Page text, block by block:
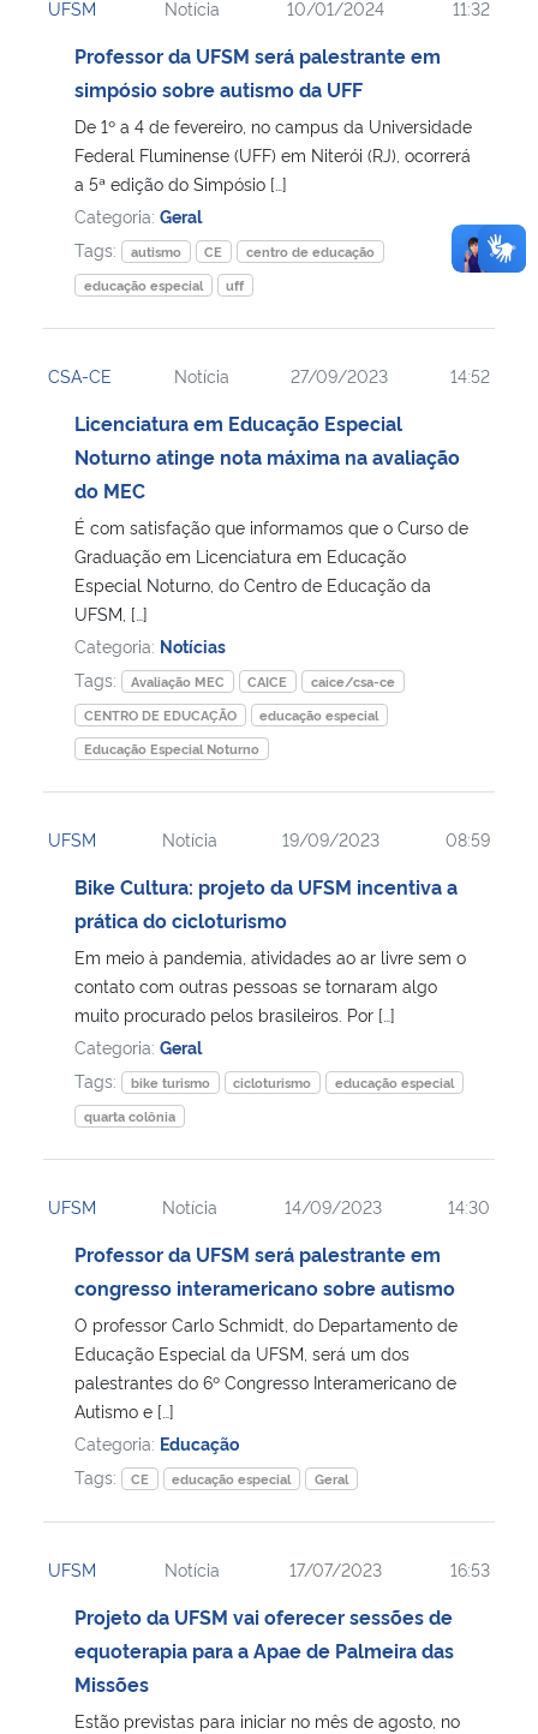
UFSM Notícia 10/01/2024 11:32
Professor da UFSM será palestrante em
simpósio sobre autismo da UFF
De 1º a 4 de fevereiro, no campus da Universidade
Federal Fluminense (UFF) em Niterói (RJ), ocorrerá
a 5ª edição do Simpósio […]
Categoria: Geral
Tags:
autismo CE
centro de educação
educação especial
uff
CSA-CE Notícia 27/09/2023 14:52
Licenciatura em Educação Especial
Noturno atinge nota máxima na avaliação
do MEC
É com satisfação que informamos que o Curso de
Graduação em Licenciatura em Educação
Especial Noturno, do Centro de Educação da
UFSM, […]
Categoria: Notícias
Tags:
Avaliação MEC CAICE
caice/csa-ce
CENTRO DE EDUCAÇÃO
educação especial
Educação Especial Noturno
UFSM Notícia 19/09/2023 08:59
Bike Cultura: projeto da UFSM incentiva a
prática do cicloturismo
Em meio à pandemia, atividades ao ar livre sem o
contato com outras pessoas se tornaram algo
muito procurado pelos brasileiros. Por […]
Categoria: Geral
Tags:
bike turismo cicloturismo
educação especial
quarta colônia
UFSM Notícia 14/09/2023 14:30
Professor da UFSM será palestrante em
congresso interamericano sobre autismo
O professor Carlo Schmidt, do Departamento de
Educação Especial da UFSM, será um dos
palestrantes do 6º Congresso Interamericano de
Autismo e […]
Categoria: Educação
Tags:
CE educação especial Geral
UFSM Notícia 17/07/2023 16:53
Projeto da UFSM vai oferecer sessões de
equoterapia para a Apae de Palmeira das
Missões
Estão previstas para iniciar no mês de agosto, no